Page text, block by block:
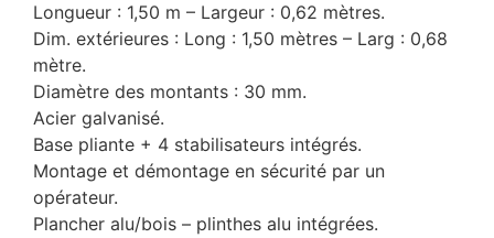
Longueur : 1,50 m – Largeur : 0,62 mètres.
Dim. extérieures : Long : 1,50 mètres – Larg : 0,68
mètre.
Diamètre des montants : 30 mm.
Acier galvanisé.
Base pliante + 4 stabilisateurs intégrés.
Montage et démontage en sécurité par un
opérateur.
Plancher alu/bois – plinthes alu intégrées.